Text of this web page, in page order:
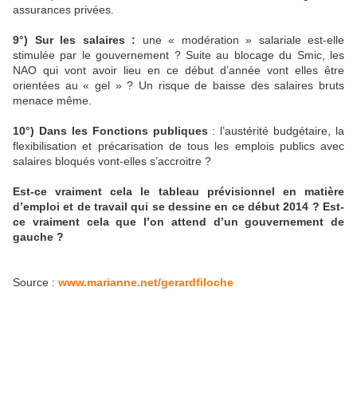
assurances privées.
9°) Sur les salaires : une « modération » salariale est-elle
stimulée par le gouvernement ? Suite au blocage du Smic, les
NAO qui vont avoir lieu en ce début d’année vont elles être
orientées au « gel » ? Un risque de baisse des salaires bruts
menace même.
10°) Dans les Fonctions publiques : l’austérité budgétaire, la
flexibilisation et précarisation de tous les emplois publics avec
salaires bloqués vont-elles s’accroitre ?
Est-ce vraiment cela le tableau prévisionnel en matière
d’emploi et de travail qui se dessine en ce début 2014 ? Est-
ce vraiment cela que l’on attend d’un gouvernement de
gauche ?
Source : www.marianne.net/gerardfiloche